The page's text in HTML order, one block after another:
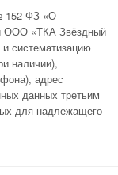
152 ФЗ «О
ООО «ТКА Звёздный
систематизацию
наличии),
адрес
данных третьим
для надлежащего